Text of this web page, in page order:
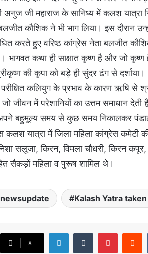
जी महाराज के सानिध्य में कलश यात्रा
कौशिक ने भी भाग लिया। इस दौरान
करते हुए वरिष्ठ कांग्रेस नेता बलजीत
कथा ही साक्षात कृष्ण है और जो कृष्ण
की कृपा को बड़े ही सुंदर ढंग से दर्शाया।
कलियुग के प्रभाव के कारण ऋषि से
जीवन में परेशानियों का उत्तम समाधान देती
अपने बहुमूल्य समय से कुछ समय निकालकर
यात्रा में जिला महिला कांग्रेस कमेटी की
सलूजा, किरन, विमला चौधरी, किरन
सैकड़ों महिला व पुरूष शामिल थे।
Kalash Yatra
X